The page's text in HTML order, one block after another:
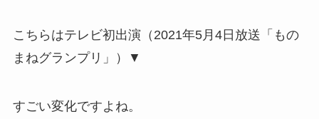
こちらはテレビ初出演（2021年5月4日放送「もの
まねグランプリ」）▼
すごい変化ですよね。